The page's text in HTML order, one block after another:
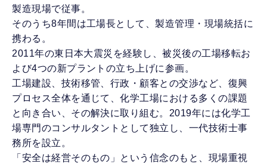
製造現場で従事。
そのうち8年間は工場長として、製造管理・現場統括に
携わる。
2011年の東日本大震災を経験し、被災後の工場移転お
よび4つの新プラントの立ち上げに参画。
工場建設、技術移管、行政・顧客との交渉など、復興
プロセス全体を通じて、化学工場における多くの課題
と向き合い、その解決に取り組む。2019年には化学工
場専門のコンサルタントとして独立し、一代技術士事
務所を設立。
「安全は経営そのもの」という信念のもと、現場重視